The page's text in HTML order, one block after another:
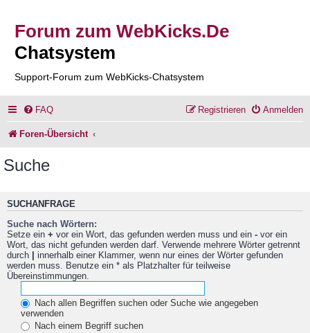
Forum zum WebKicks.De
Chatsystem
Support-Forum zum WebKicks-Chatsystem
FAQ Anmelden
Registrieren
Foren-Übersicht
Suche
SUCHANFRAGE
Suche nach Wörtern:
Setze ein + vor ein Wort, das gefunden werden muss und ein - vor ein
Wort, das nicht gefunden werden darf. Verwende mehrere Wörter getrennt
durch | innerhalb einer Klammer, wenn nur eines der Wörter gefunden
werden muss. Benutze ein * als Platzhalter für teilweise
Übereinstimmungen.
Nach allen Begriffen suchen oder Suche wie angegeben
verwenden
Nach einem Begriff suchen